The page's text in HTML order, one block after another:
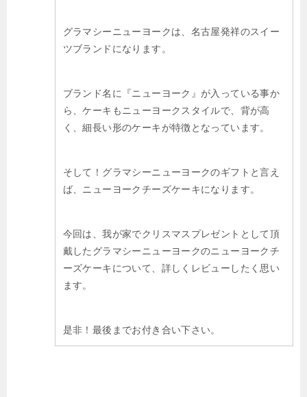
グラマシーニューヨークは、名古屋発祥のスイー
ツブランドになります。
ブランド名に『ニューヨーク』が入っている事か
ら、ケーキもニューヨークスタイルで、背が高
く、細長い形のケーキが特徴となっています。
そして！グラマシーニューヨークのギフトと言え
ば、ニューヨークチーズケーキになります。
今回は、我が家でクリスマスプレゼントとして頂
戴したグラマシーニューヨークのニューヨークチ
ーズケーキについて、詳しくレビューしたく思い
ます。
是非！最後までお付き合い下さい。